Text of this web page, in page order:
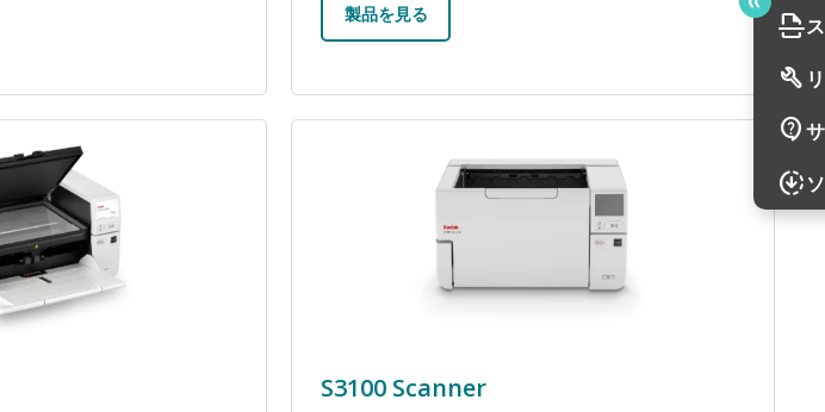
製品を見る
S3100 Scanner
scan
build
contact_support
downloading